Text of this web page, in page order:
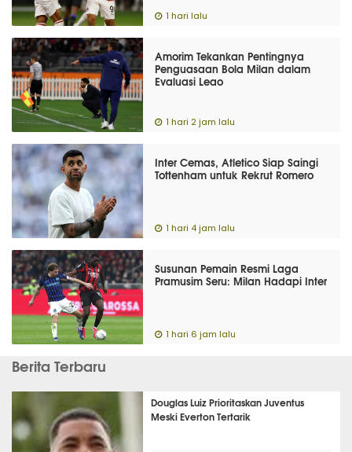
1 hari lalu
Amorim Tekankan Pentingnya
Penguasaan Bola Milan dalam
Evaluasi Leao
1 hari 2 jam lalu
Inter Cemas, Atletico Siap Saingi
Tottenham untuk Rekrut Romero
1 hari 4 jam lalu
Susunan Pemain Resmi Laga
Pramusim Seru: Milan Hadapi Inter
1 hari 6 jam lalu
Berita Terbaru
Douglas Luiz Prioritaskan Juventus
Meski Everton Tertarik